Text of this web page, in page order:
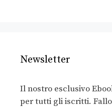
Newsletter
Il nostro esclusivo
per tutti gli iscritti.